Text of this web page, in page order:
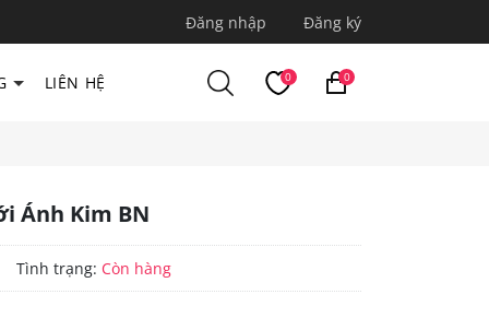
Đăng nhập Đăng ký
LIÊN HỆ 0 0
Ánh Kim BN
Tình trạng: Còn hàng